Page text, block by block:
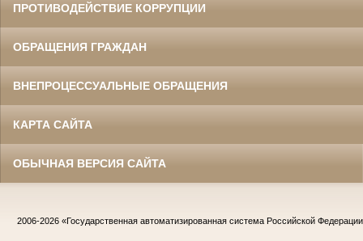
ПРОТИВОДЕЙСТВИЕ КОРРУПЦИИ
ОБРАЩЕНИЯ ГРАЖДАН
ВНЕПРОЦЕССУАЛЬНЫЕ ОБРАЩЕНИЯ
КАРТА САЙТА
ОБЫЧНАЯ ВЕРСИЯ САЙТА
2006-2026 «Государственная автоматизированная система Российской